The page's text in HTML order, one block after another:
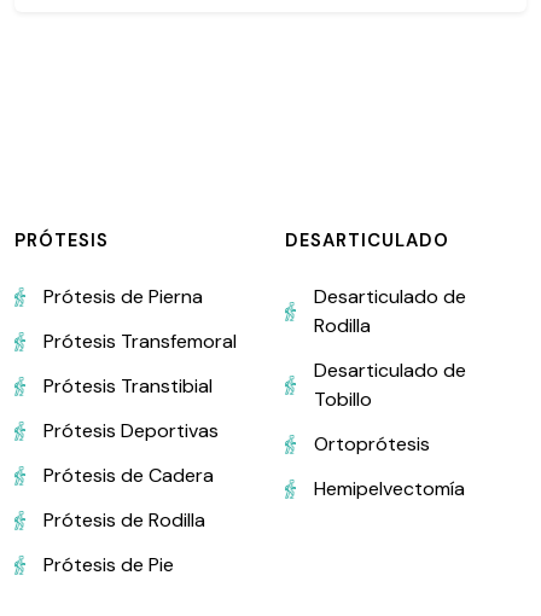
PRÓTESIS
Prótesis de Pierna
Prótesis Transfemoral
Prótesis Transtibial
Prótesis Deportivas
Prótesis de Cadera
Prótesis de Rodilla
Prótesis de Pie
DESARTICULADO
Desarticulado de
Rodilla
Desarticulado de
Tobillo
Ortoprótesis
Hemipelvectomía